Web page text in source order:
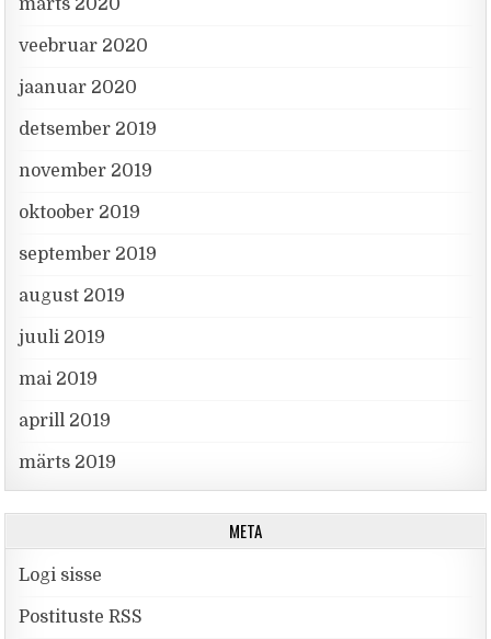
märts 2020
veebruar 2020
jaanuar 2020
detsember 2019
november 2019
oktoober 2019
september 2019
august 2019
juuli 2019
mai 2019
aprill 2019
märts 2019
META
Logi sisse
Postituste RSS